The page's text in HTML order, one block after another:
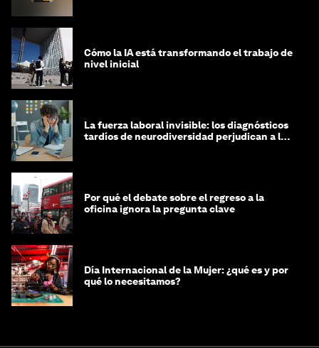
Cómo la IA está transformando el trabajo de
nivel inicial
La fuerza laboral invisible: los diagnósticos
tardíos de neurodiversidad perjudican a las
Por qué el debate sobre el regreso a la
oficina ignora la pregunta clave
Día Internacional de la Mujer: ¿qué es y por
qué lo necesitamos?